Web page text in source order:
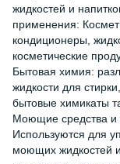
жидкостей и
применения:
кондиционеры,
косметические
Бытовая химия:
жидкости для
бытовые химикаты
Моющие средства и
Используются для
моющих жидкостей